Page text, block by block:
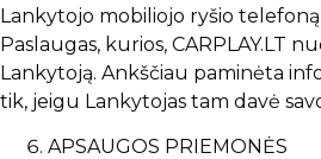
Lankytojo mobiliojo ryšio
Paslaugas, kurios, CARPLAY.LT
Lankytoją. Ankščiau paminėta
tik, jeigu Lankytojas tam davė
APSAUGOS PRIEMONĖS